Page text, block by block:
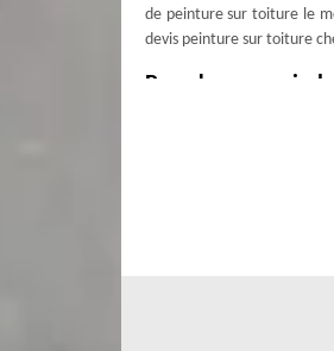
de peinture sur toiture le
devis peinture sur toiture
Prendre en main